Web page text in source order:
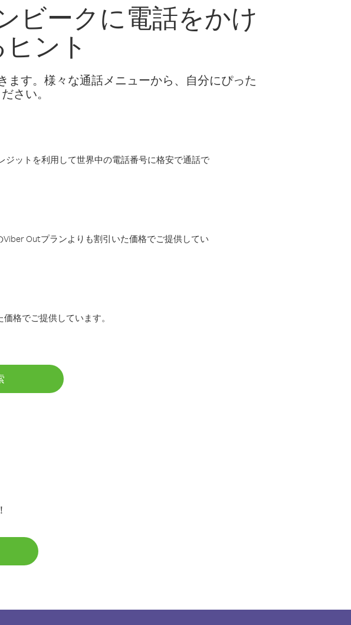
ビークに電話をかけ
ント
す。様々な通話メニューから、自分にぴった
さい。
ットを利用して世界中の電話番号に格安で通話で
Outプランよりも割引いた価格でご提供してい
格でご提供しています。